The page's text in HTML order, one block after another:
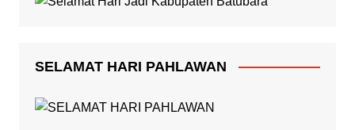
SELAMAT HARI PAHLAWAN